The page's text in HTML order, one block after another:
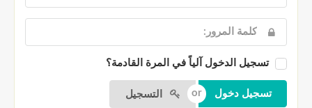
تسجيل الدخول آلياً في المرة القادمة؟
التسجيل